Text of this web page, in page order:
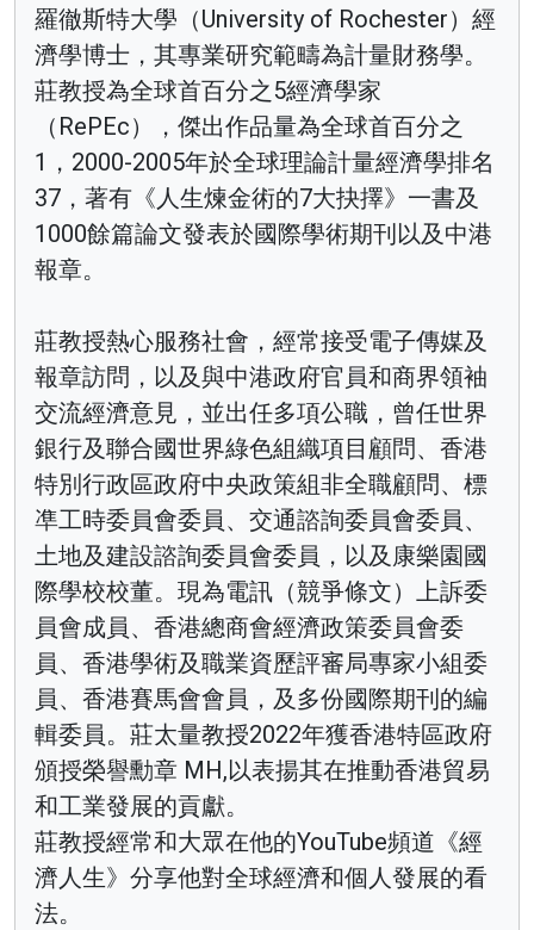
羅徹斯特大學（University of Rochester）經
濟學博士，其專業研究範疇為計量財務學。
莊教授為全球首百分之5經濟學家
（RePEc），傑出作品量為全球首百分之
1，2000-2005年於全球理論計量經濟學排名
37，著有《人生煉金術的7大抉擇》一書及
1000餘篇論文發表於國際學術期刊以及中港
報章。
莊教授熱心服務社會，經常接受電子傳媒及
報章訪問，以及與中港政府官員和商界領袖
交流經濟意見，並出任多項公職，曾任世界
銀行及聯合國世界綠色組織項目顧問、香港
特別行政區政府中央政策組非全職顧問、標
凖工時委員會委員、交通諮詢委員會委員、
土地及建設諮詢委員會委員，以及康樂園國
際學校校董。現為電訊（競爭條文）上訴委
員會成員、香港總商會經濟政策委員會委
員、香港學術及職業資歷評審局專家小組委
員、香港賽馬會會員，及多份國際期刊的編
輯委員。莊太量教授2022年獲香港特區政府
頒授榮譽勳章 MH,以表揚其在推動香港貿易
和工業發展的貢獻。
莊教授經常和大眾在他的YouTube頻道《經
濟人生》分享他對全球經濟和個人發展的看
法。